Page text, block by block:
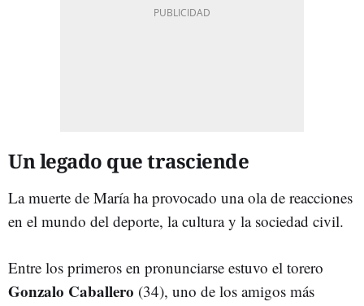
Un legado que trasciende
La muerte de María ha provocado una ola de reacciones
en el mundo del deporte, la cultura y la sociedad civil.
Entre los primeros en pronunciarse estuvo el torero
Gonzalo Caballero (34), uno de los amigos más